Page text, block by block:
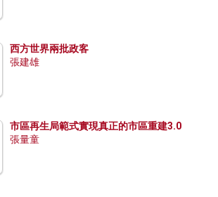
西方世界兩批政客
張建雄
市區再生局範式實現真正的市區重建3.0
張量童